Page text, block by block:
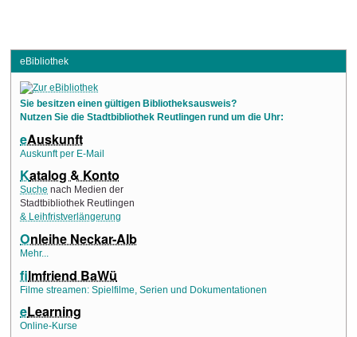
eBibliothek
Sie besitzen einen gültigen Bibliotheksausweis?
Nutzen Sie die Stadtbibliothek Reutlingen rund um die Uhr:
eAuskunft
Auskunft per E-Mail
Katalog & Konto
Suche nach Medien der
Stadtbibliothek Reutlingen
& Leihfristverlängerung
Onleihe Neckar-Alb
Mehr...
filmfriend BaWü
Filme streamen: Spielfilme, Serien und Dokumentationen
eLearning
Online-Kurse